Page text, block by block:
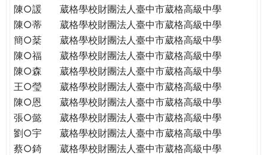
陳○諼
葳格學校財團法人臺中市葳格高級中學
陳○蒂
葳格學校財團法人臺中市葳格高級中學
簡○棻
葳格學校財團法人臺中市葳格高級中學
陳○福
葳格學校財團法人臺中市葳格高級中學
陳○森
葳格學校財團法人臺中市葳格高級中學
王○瑩
葳格學校財團法人臺中市葳格高級中學
陳○恩
葳格學校財團法人臺中市葳格高級中學
張○懿
葳格學校財團法人臺中市葳格高級中學
劉○宇
葳格學校財團法人臺中市葳格高級中學
蔡○錡
葳格學校財團法人臺中市葳格高級中學